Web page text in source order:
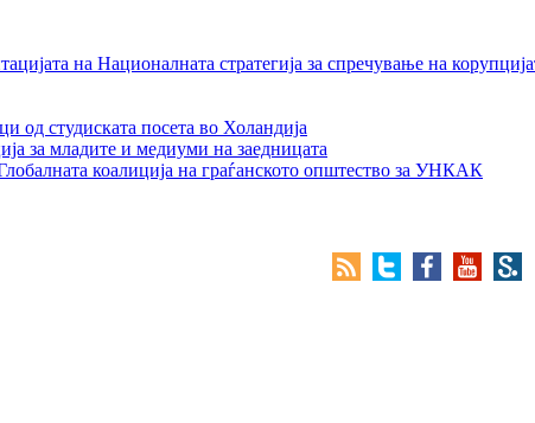
на Националната стратегија за спречување на
од студиската посета во Холандија
за младите и медиуми на заедницата
коалиција на граѓанското општество за УНКАК